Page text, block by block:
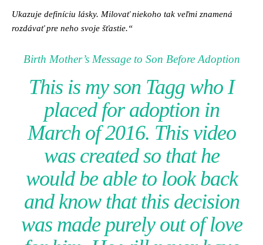
Ukazuje definíciu lásky. Milovať niekoho tak veľmi znamená
rozdávať pre neho svoje šťastie.“
Birth Mother’s Message to Son Before Adoption
This is my son Tagg who I
placed for adoption in
March of 2016. This video
was created so that he
would be able to look back
and know that this decision
was made purely out of love